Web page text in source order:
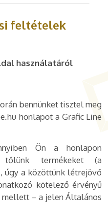
feltételek
használatáról
bennünket tisztel meg
honlapot a Grafic Line
Ön a honlapon
termékeket (a
úgy a közöttünk létrejövő
kötelező érvényű
– a jelen Általános